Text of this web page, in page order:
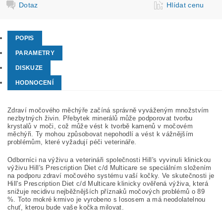
Dotaz Hlídat cenu
POPIS
PARAMETRY
DISKUZE
HODNOCENÍ
Zdraví močového měchýře začíná správně vyváženým množstvím
nezbytných živin. Přebytek minerálů může podporovat tvorbu
krystalů v moči, což může vést k tvorbě kamenů v močovém
měchýři. Ty mohou způsobovat nepohodlí a vést k vážnějším
problémům, které vyžadují péči veterináře.
Odborníci na výživu a veterináři společnosti Hill's vyvinuli klinickou
výživu Hill's Prescription Diet c/d Multicare se speciálním složením
na podporu zdraví močového systému vaší kočky. Ve skutečnosti je
Hill's Prescription Diet c/d Multicare klinicky ověřená výživa, která
snižuje recidivu nejběžnějších příznaků močových problémů o 89
%. Toto mokré krmivo je vyrobeno s lososem a má neodolatelnou
chuť, kterou bude vaše kočka milovat.